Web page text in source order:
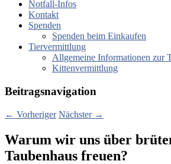
Notfall-Infos
Kontakt
Spenden
Spenden beim Einkaufen
Tiervermittlung
Allgemeine Informationen zur
Kittenvermittlung
Beitragsnavigation
← Vorheriger Nächster →
Warum wir uns über
Taubenhaus freuen?